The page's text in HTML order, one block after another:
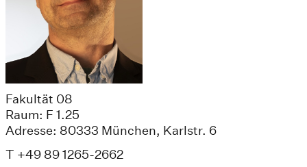
Fakultät 08
Raum: F 1.25
Adresse: 80333 München, Karlstr. 6
T +49 89 1265-2662